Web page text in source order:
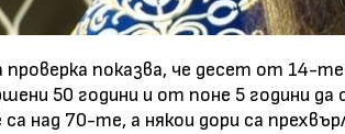
проверка показва, че десет от 14-
50 години и от поне 5 години
са над 70-те, а някои дори са